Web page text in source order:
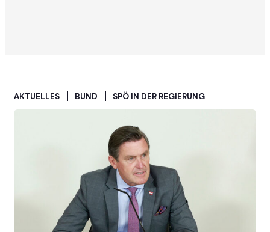
AKTUELLES BUND SPÖ IN DER REGIERUNG